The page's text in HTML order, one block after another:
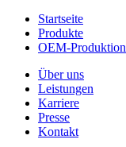
Startseite
Produkte
OEM-Produktion
Über uns
Leistungen
Karriere
Presse
Kontakt